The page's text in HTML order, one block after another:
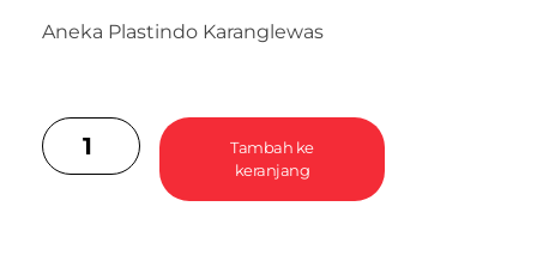
Aneka Plastindo Karanglewas
Tambah ke
keranjang